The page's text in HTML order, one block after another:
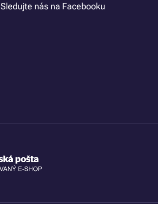
Sledujte nás na Facebooku